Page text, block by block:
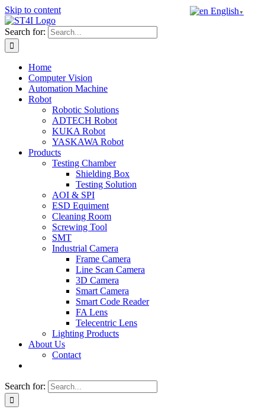
Skip to content
Search for:
Home
Computer Vision
Automation Machine
Robot
Robotic Solutions
ADTECH Robot
KUKA Robot
YASKAWA Robot
Products
Testing Chamber
Shielding Box
Testing Solution
AOI & SPI
ESD Equiment
Cleaning Room
Screwing Tool
SMT
Industrial Camera
Frame Camera
Line Scan Camera
3D Camera
Smart Camera
Smart Code Reader
FA Lens
Telecentric Lens
Lighting Products
About Us
Contact
Search for:
English ▼